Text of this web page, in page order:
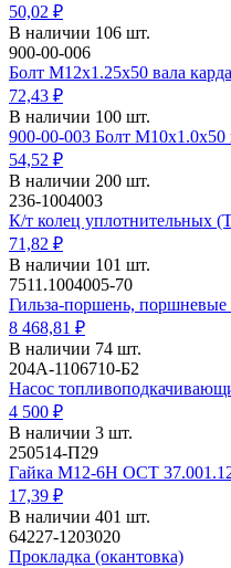
50,02 ₽
В наличии 106 шт.
900-00-006
Болт М12х1.25х50 вала
72,43 ₽
В наличии 100 шт.
900-00-003 Болт М10х1.0х50
54,52 ₽
В наличии 200 шт.
236-1004003
К/т колец уплотнительных
71,82 ₽
В наличии 101 шт.
7511.1004005-70
Гильза-поршень,
8 468,81 ₽
В наличии 74 шт.
204А-1106710-Б2
Насос
4 500 ₽
В наличии 3 шт.
250514-П29
Гайка М12-6Н ОСТ
17,39 ₽
В наличии 401 шт.
64227-1203020
Прокладка (окантовка)